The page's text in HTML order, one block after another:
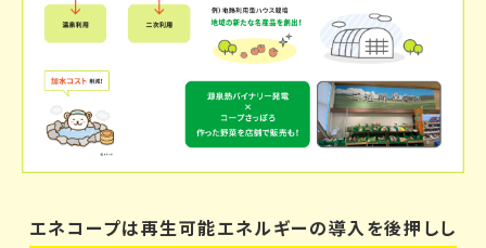
エネコープは再生可能エネルギーの導入を後押しし